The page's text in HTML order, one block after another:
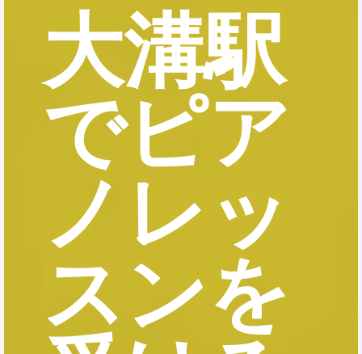
大溝駅
でピア
ノレッ
スンを